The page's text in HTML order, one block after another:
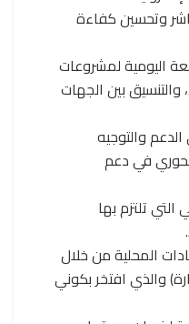
وتحسين كفاءة
اليومية لمشروعات
والتنسيق بين الجهات
والتوجيه
محوري في دعم
تلتزم بها
المحلية من خلال
والذي افتخر بكوني